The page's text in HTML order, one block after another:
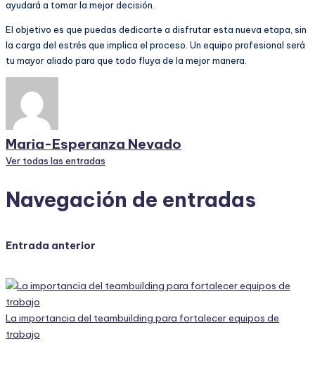
ayudará a tomar la mejor decisión.
El objetivo es que puedas dedicarte a disfrutar esta nueva etapa, sin
la carga del estrés que implica el proceso. Un equipo profesional será
tu mayor aliado para que todo fluya de la mejor manera.
Maria-Esperanza Nevado
Ver todas las entradas
Navegación de entradas
Entrada anterior
La importancia del teambuilding para fortalecer equipos de
trabajo